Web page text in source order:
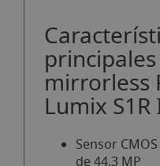
mirrorless
Lumix S1R
Sensor
de 44,3 MP